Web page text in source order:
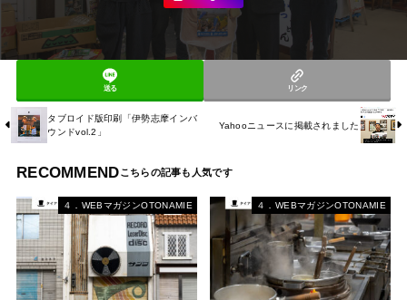
送る リンク
タブロイド版印刷「伊勢志摩インバ
ウンドvol.2」
Yahooニュースに掲載されました
RECOMMEND
４．WEBマガジンOTONAMIE ４．WEBマガジンOTONAMIE